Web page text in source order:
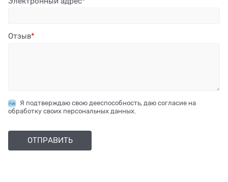
Отзыв
Я подтверждаю свою дееспособность, даю согласие на
обработку своих персональных данных.